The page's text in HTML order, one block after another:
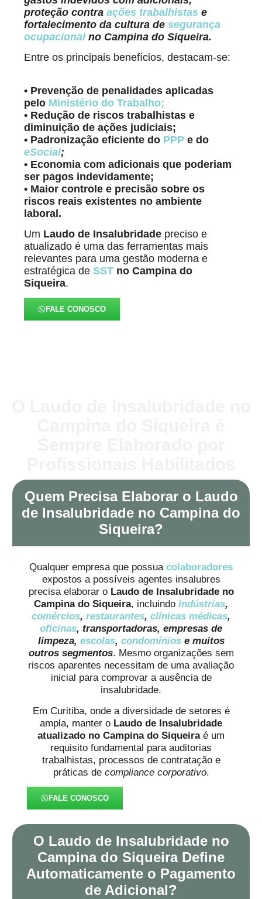
proteção contraações trabalhistas e
fortalecimento da cultura desegurança
ocupacionalno Campina do Siqueira.
Entre os principais benefícios, destacam-se:
• Prevenção de penalidades aplicadas
pelo Ministério do Trabalho;
• Redução de riscos trabalhistas e
diminuição de ações judiciais;
• Padronização eficiente do PPP e do
eSocial;
• Economia com adicionais que poderiam
ser pagos indevidamente;
• Maior controle e precisão sobre os
riscos reais existentes no ambiente
laboral.
Um Laudo de Insalubridade preciso e
atualizado é uma das ferramentas mais
relevantes para uma gestão moderna e
estratégica deSST no Campina do
Siqueira.
FALE CONOSCO
Quem Precisa Elaborar o Laudo
de Insalubridade no Campina do
Siqueira?
Qualquer empresa que possua colaboradores
expostos a possíveis agentes insalubres
precisa elaborar o Laudo de Insalubridade no
Campina do Siqueira, incluindo indústrias,
comércios, restaurantes, clínicas médicas,
oficinas, transportadoras, empresas de
limpeza, escolas, condomíniose muitos
outros segmentos. Mesmo organizações sem
riscos aparentes necessitam de uma avaliação
inicial para comprovar a ausência de
insalubridade.
Em Curitiba, onde a diversidade de setores é
ampla, manter o Laudo de Insalubridade
atualizado no Campina do Siqueiraé um
requisito fundamental para auditorias
trabalhistas, processos de contratação e
práticas de compliance corporativo.
FALE CONOSCO
O Laudo de Insalubridade no
Campina do Siqueira Define
Automaticamente o Pagamento
de Adicional?